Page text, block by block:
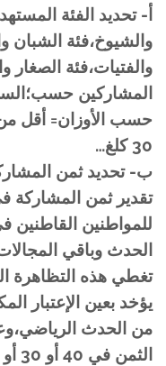
أ- تحديد الفئة
والشيوخ،فئة الشبان
والفتيات،فئة الصغار
30 كلغ…
ب- تحديد ثمن
تقدير ثمن المشاركة
للمواطنين
الحدث وباقي
تغطي هذه التظاهرة
يؤخد بعين الإعتبار
من الحدث